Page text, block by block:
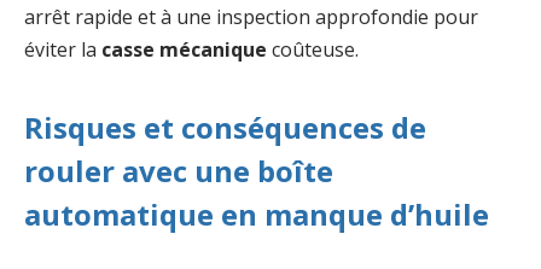
arrêt rapide et à une inspection approfondie pour
éviter la casse mécanique coûteuse.
Risques et conséquences de
rouler avec une boîte
automatique en manque d’huile